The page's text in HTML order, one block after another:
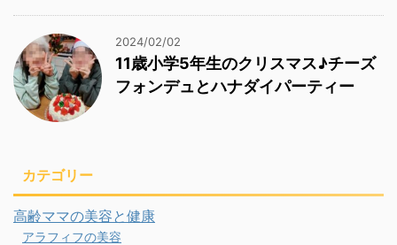
2024/02/02
11歳小学5年生のクリスマス♪チーズ
フォンデュとハナダイパーティー
カテゴリー
高齢ママの美容と健康
アラフィフの美容